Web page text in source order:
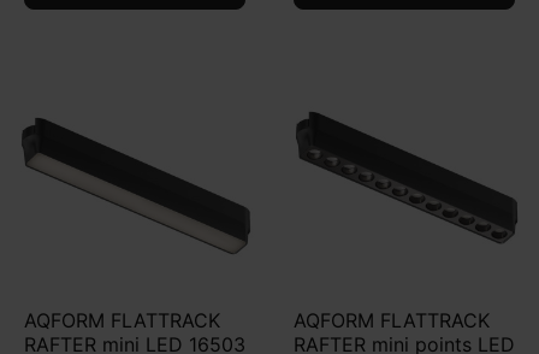
AQFORM FLATTRACK
RAFTER mini LED 16503
AQFORM FLATTRACK
RAFTER mini points LED